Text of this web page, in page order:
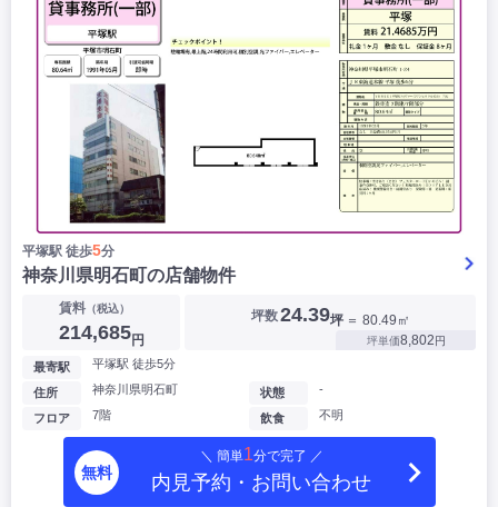
平塚駅 徒歩5分
神奈川県明石町の店舗物件
賃料（税込）
214,685円
坪数24.39坪 ＝ 80.49㎡
坪単価8,802円
最寄駅 平塚駅 徒歩5分
住所 神奈川県明石町
フロア 7階
状態 -
飲食 不明
無料
＼ 簡単1分で完了 ／
内見予約・お問い合わせ